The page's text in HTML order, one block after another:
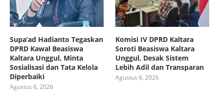
Supa’ad Hadianto Tegaskan
DPRD Kawal Beasiswa
Kaltara Unggul, Minta
Sosialisasi dan Tata Kelola
Diperbaiki
Agustus 6, 2026
Komisi IV DPRD Kaltara
Soroti Beasiswa Kaltara
Unggul, Desak Sistem
Lebih Adil dan Transparan
Agustus 6, 2026